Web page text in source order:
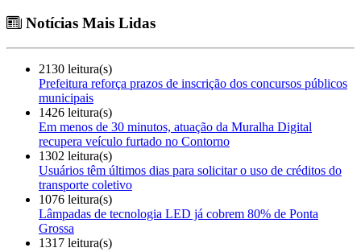
Notícias Mais Lidas
2130 leitura(s)
Prefeitura reforça prazos de inscrição dos concursos públicos
municipais
1426 leitura(s)
Em menos de 30 minutos, atuação da Muralha Digital
recupera veículo furtado no Contorno
1302 leitura(s)
Usuários têm últimos dias para solicitar o uso de créditos do
transporte coletivo
1076 leitura(s)
Lâmpadas de tecnologia LED já cobrem 80% de Ponta
Grossa
1317 leitura(s)